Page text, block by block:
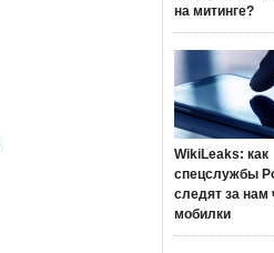
на митинге?
WikiLeaks: как
спецслужбы
следят за нам
мобилки